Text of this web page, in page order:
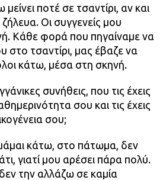
ποτέ σε τσαντίρι, αν και
Οι συγγενείς μου
Κάθε φορά που πηγαίναμε να
στο τσαντίρι, μας έβαζε να
κάτω, μέσα στη σκηνή.
συνήθεις, που τις έχεις
σου και τις έχεις
σου;
κάτω, στο πάτωμα, δεν
γιατί μου αρέσει πάρα πολύ.
την αλλάζω σε καμία